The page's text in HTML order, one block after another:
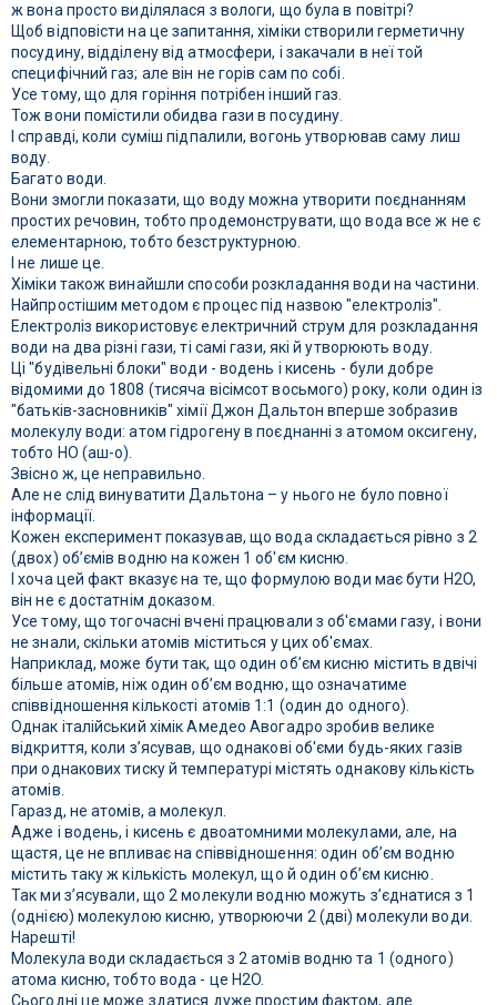
ж вона просто виділялася з вологи, що була в повітрі?
Щоб відповісти на це запитання, хіміки створили герметичну
посудину, відділену від атмосфери, і закачали в неї той
специфічний газ; але він не горів сам по собі.
Усе тому, що для горіння потрібен інший газ.
Тож вони помістили обидва гази в посудину.
І справді, коли суміш підпалили, вогонь утворював саму лиш
воду.
Багато води.
Вони змогли показати, що воду можна утворити поєднанням
простих речовин, тобто продемонструвати, що вода все ж не є
елементарною, тобто безструктурною.
І не лише це.
Хіміки також винайшли способи розкладання води на частини.
Найпростішим методом є процес під назвою "електроліз".
Електроліз використовує електричний струм для розкладання
води на два різні гази, ті самі гази, які й утворюють воду.
Ці "будівельні блоки" води - водень і кисень - були добре
відомими до 1808 (тисяча вісімсот восьмого) року, коли один із
"батьків-засновників" хімії Джон Дальтон вперше зобразив
молекулу води: атом гідрогену в поєднанні з атомом оксигену,
тобто HO (аш-о).
Звісно ж, це неправильно.
Але не слід винуватити Дальтона – у нього не було повної
інформації.
Кожен експеримент показував, що вода складається рівно з 2
(двох) об’ємів водню на кожен 1 об'єм кисню.
І хоча цей факт вказує на те, що формулою води має бути H2O,
він не є достатнім доказом.
Усе тому, що тогочасні вчені працювали з об'ємами газу, і вони
не знали, скільки атомів міститься у цих об'ємах.
Наприклад, може бути так, що один об’єм кисню містить вдвічі
більше атомів, ніж один об’єм водню, що означатиме
співвідношення кількості атомів 1:1 (один до одного).
Однак італійський хімік Амедео Авогадро зробив велике
відкриття, коли з’ясував, що однакові об'єми будь-яких газів
при однакових тиску й температурі містять однакову кількість
атомів.
Гаразд, не атомів, а молекул.
Адже і водень, і кисень є двоатомними молекулами, але, на
щастя, це не впливає на співвідношення: один об’єм водню
містить таку ж кількість молекул, що й один об’єм кисню.
Так ми з’ясували, що 2 молекули водню можуть з’єднатися з 1
(однією) молекулою кисню, утворюючи 2 (дві) молекули води.
Нарешті!
Молекула води складається з 2 атомів водню та 1 (одного)
атома кисню, тобто вода - це H2O.
Сьогодні це може здатися дуже простим фактом, але